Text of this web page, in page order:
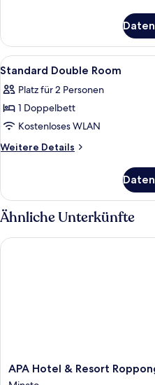
anzeigen
Twin
Non-
smoking
Alle
Fotos
für
Standard
Double
Room
1
Standard Double Room
Platz für 2 Personen
1 Doppelbett
Kostenloses WLAN
Weitere Details
Weitere
Double
Room
Ähnliche Unterkünfte
APA
Hotel
APA Hotel & Resort
APA Hotel & Resort Roppongi